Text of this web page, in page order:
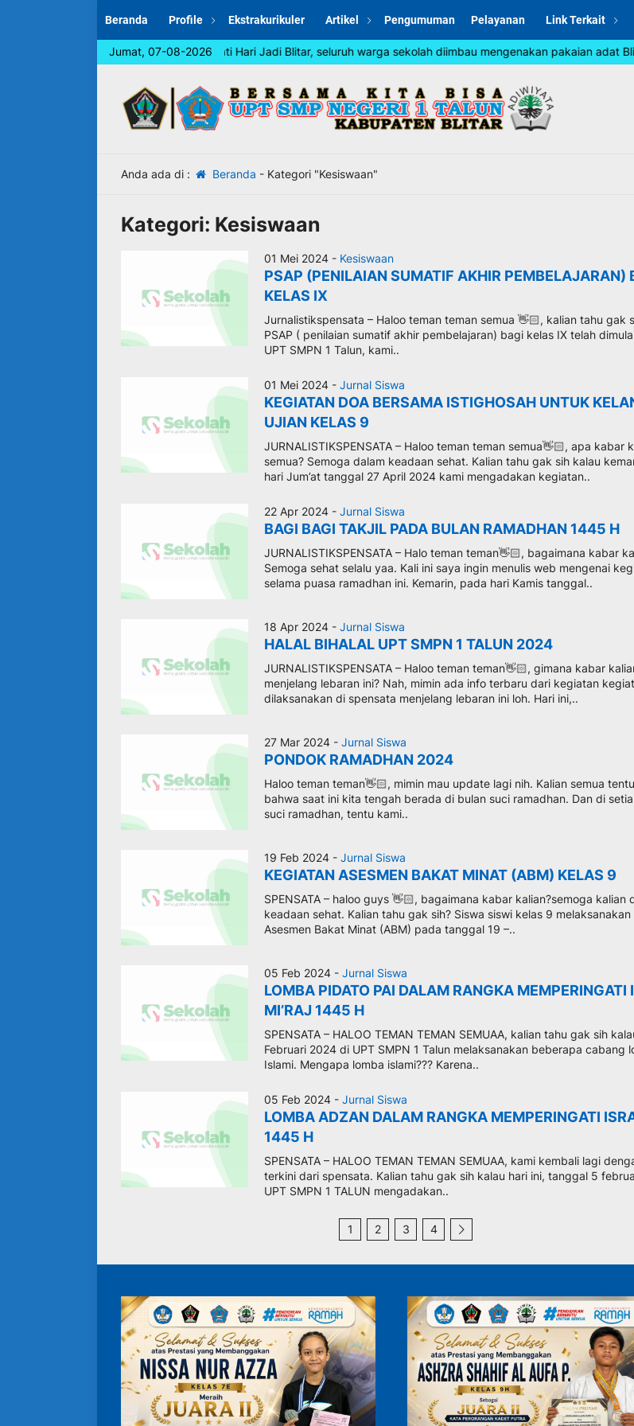
Beranda Profile Ekstrakurikuler Artikel Pengumuman Pelayanan Link Terkait
Jumat, 07-08-2026
Dalam rangka memperingati Hari Jadi Blitar, seluruh warga sekolah diimbau mengenakan pakaian adat
Anda ada di : Beranda - Kategori "Kesiswaan"
Kategori: Kesiswaan
01 Mei 2024 - Kesiswaan
PSAP (PENILAIAN SUMATIF AKHIR PEMBELAJARAN)
KELAS IX
Jurnalistikspensata – Haloo teman teman semua 👋🏻, kalian tahu gak
PSAP ( penilaian sumatif akhir pembelajaran) bagi kelas IX telah
UPT SMPN 1 Talun, kami..
01 Mei 2024 - Jurnal Siswa
KEGIATAN DOA BERSAMA ISTIGHOSAH UNTUK
UJIAN KELAS 9
JURNALISTIKSPENSATA – Haloo teman teman semua👋🏻, apa kabar
semua? Semoga dalam keadaan sehat. Kalian tahu gak sih kalau
hari Jum’at tanggal 27 April 2024 kami mengadakan kegiatan..
22 Apr 2024 - Jurnal Siswa
BAGI BAGI TAKJIL PADA BULAN RAMADHAN 1445 H
JURNALISTIKSPENSATA – Halo teman teman👋🏻, bagaimana kabar
Semoga sehat selalu yaa. Kali ini saya ingin menulis web mengenai
selama puasa ramadhan ini. Kemarin, pada hari Kamis tanggal..
18 Apr 2024 - Jurnal Siswa
HALAL BIHALAL UPT SMPN 1 TALUN 2024
JURNALISTIKSPENSATA – Haloo teman teman👋🏻, gimana kabar
menjelang lebaran ini? Nah, mimin ada info terbaru dari kegiatan
dilaksanakan di spensata menjelang lebaran ini loh. Hari ini,..
27 Mar 2024 - Jurnal Siswa
PONDOK RAMADHAN 2024
Haloo teman teman👋🏻, mimin mau update lagi nih. Kalian semua
bahwa saat ini kita tengah berada di bulan suci ramadhan. Dan di
suci ramadhan, tentu kami..
19 Feb 2024 - Jurnal Siswa
KEGIATAN ASESMEN BAKAT MINAT (ABM) KELAS 9
SPENSATA – haloo guys 👋🏻, bagaimana kabar kalian?semoga kalian
keadaan sehat. Kalian tahu gak sih? Siswa siswi kelas 9
Asesmen Bakat Minat (ABM) pada tanggal 19 –..
05 Feb 2024 - Jurnal Siswa
LOMBA PIDATO PAI DALAM RANGKA MEMPERINGATI
MI’RAJ 1445 H
SPENSATA – HALOO TEMAN TEMAN SEMUAA, kalian tahu gak sih
Februari 2024 di UPT SMPN 1 Talun melaksanakan beberapa cabang
Islami. Mengapa lomba islami??? Karena..
05 Feb 2024 - Jurnal Siswa
LOMBA ADZAN DALAM RANGKA MEMPERINGATI
1445 H
SPENSATA – HALOO TEMAN TEMAN SEMUAA, kami kembali lagi
terkini dari spensata. Kalian tahu gak sih kalau hari ini, tanggal 5
UPT SMPN 1 TALUN mengadakan..
1 2 3 4